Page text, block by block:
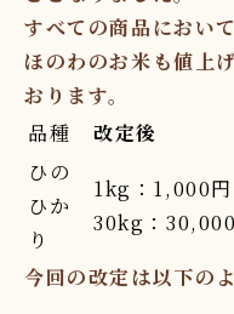
すべての商品におい
ほのわのお米も値上
おります。
品種
改定後
ひの
ひか
り
1kg：1,000
30kg：
今回の改定は以下の